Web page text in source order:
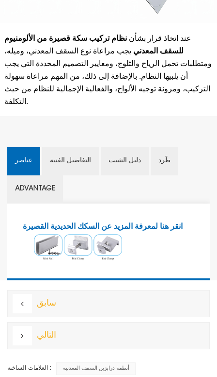
عند اتخاذ قرار بشأننظام تركيب سكة قصيرة من الألومنيوم
للسقف المعدني يجب مراعاة نوع السقف المعدني، وميله،
ومتطلبات تحمل الرياح والثلوج، ومعايير التصميم المحددة التي يجب
أن يلبيها النظام. بالإضافة إلى ذلك، من المهم مراعاة سهولة
التركيب، ومرونة توجيه الألواح، والفعالية الإجمالية للنظام من حيث
التكلفة.
عناصر التفاصيل الفنية دليل التثبيت طَرد
ADVANTAGE
انقر هنا لمعرفة المزيد عن السكك الحديدية القصيرة
سابق
التالي
العلامات الساخنة : أنظمة درابزين السقف المعدنية